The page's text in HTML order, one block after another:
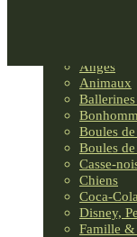
Anges
Animaux
Boules
Boules
Casse-
Chiens
Coca-Cola
Disney,
Famille &